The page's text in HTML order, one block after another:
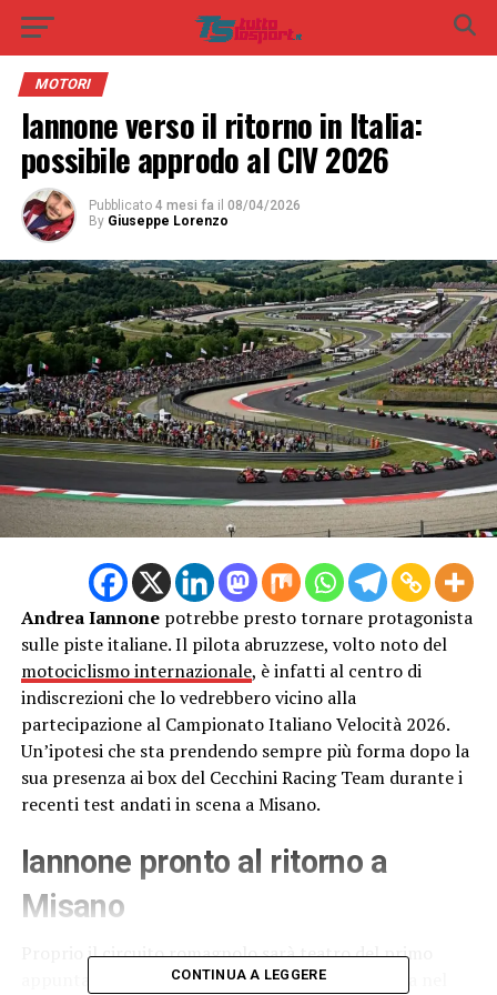
MOTORI
Iannone verso il ritorno in Italia:
possibile approdo al CIV 2026
Pubblicato 4 mesi fa il 08/04/2026
By Giuseppe Lorenzo
Andrea Iannonepotrebbe presto tornare protagonista
sulle piste italiane. Il pilota abruzzese, volto noto del
motociclismo internazionale, è infatti al centro di
indiscrezioni che lo vedrebbero vicino alla
partecipazione al Campionato Italiano Velocità 2026.
Un’ipotesi che sta prendendo sempre più forma dopo la
sua presenza ai box del Cecchini Racing Team durante i
recenti test andati in scena a Misano.
Iannone pronto al ritorno a
Misano
Proprio il circuito romagnolo sarà teatro del primo
appuntamento stagionale del CIV, in programma nel
CONTINUA A LEGGERE